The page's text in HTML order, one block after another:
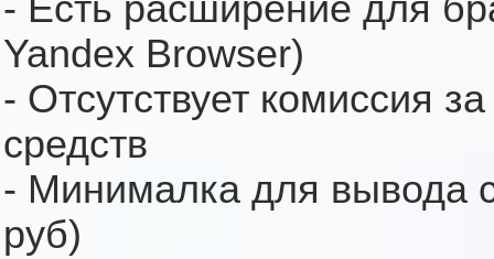
- Есть расширение для
Yandex Browser)
- Отсутствует комиссия
средств
- Минималка для вывода
руб)